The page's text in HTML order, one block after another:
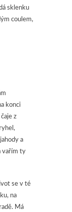
sklenku
coulem,
konci
z
a
vařím ty
se v té
na
Má